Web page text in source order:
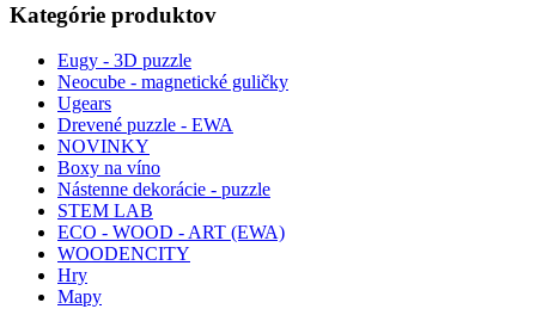
Kategórie produktov
Eugy - 3D puzzle
Neocube - magnetické guličky
Ugears
Drevené puzzle - EWA
NOVINKY
Boxy na víno
Nástenne dekorácie - puzzle
STEM LAB
ECO - WOOD - ART (EWA)
WOODENCITY
Hry
Mapy